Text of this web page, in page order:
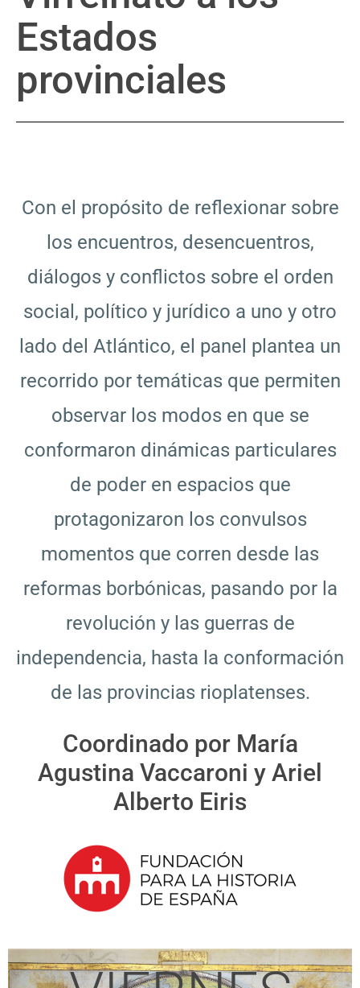
Estados
provinciales
Con el propósito de reflexionar sobre
los encuentros, desencuentros,
diálogos y conflictos sobre el orden
social, político y jurídico a uno y otro
lado del Atlántico, el panel plantea un
recorrido por temáticas que permiten
observar los modos en que se
conformaron dinámicas particulares
de poder en espacios que
protagonizaron los convulsos
momentos que corren desde las
reformas borbónicas, pasando por la
revolución y las guerras de
independencia, hasta la conformación
de las provincias rioplatenses.
Coordinado por María
Agustina Vaccaroni y Ariel
Alberto Eiris